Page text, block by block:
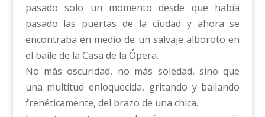
pasado solo un momento desde que había
pasado las puertas de la ciudad y ahora se
encontraba en medio de un salvaje alboroto en
el baile de la Casa de la Ópera.
No más oscuridad, no más soledad, sino que
una multitud enloquecida, gritando y bailando
frenéticamente, del brazo de una chica.